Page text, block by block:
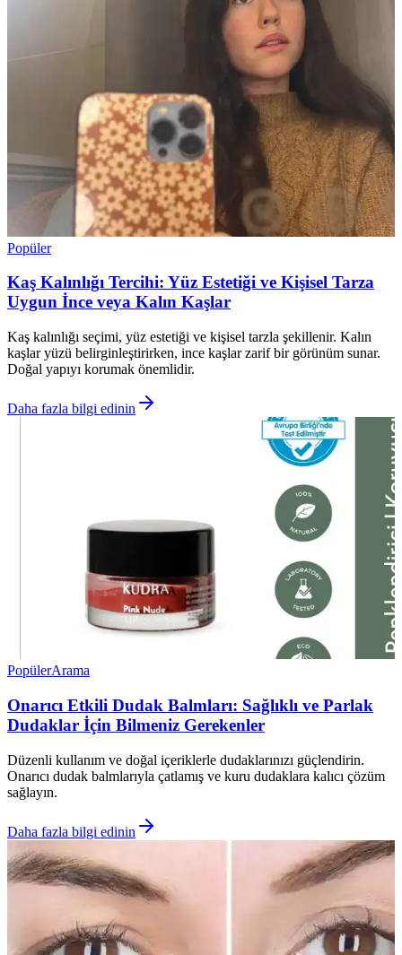
Popüler
Kaş Kalınlığı Tercihi: Yüz Estetiği ve Kişisel Tarza
Uygun İnce veya Kalın Kaşlar
Kaş kalınlığı seçimi, yüz estetiği ve kişisel tarzla şekillenir. Kalın
kaşlar yüzü belirginleştirirken, ince kaşlar zarif bir görünüm sunar.
Doğal yapıyı korumak önemlidir.
Daha fazla bilgi edinin
PopülerArama
Onarıcı Etkili Dudak Balmları: Sağlıklı ve Parlak
Dudaklar İçin Bilmeniz Gerekenler
Düzenli kullanım ve doğal içeriklerle dudaklarınızı güçlendirin.
Onarıcı dudak balmlarıyla çatlamış ve kuru dudaklara kalıcı çözüm
sağlayın.
Daha fazla bilgi edinin